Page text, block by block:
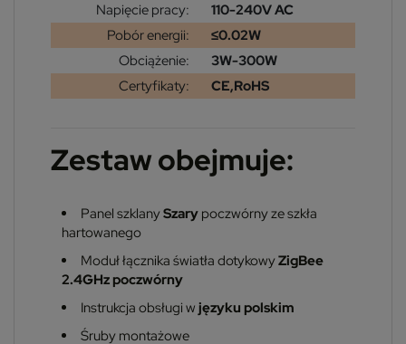
Napięcie pracy:
110-240V AC
Pobór energii:
≤0.02W
Obciążenie:
3W-300W
Certyfikaty:
CE,RoHS
Zestaw obejmuje:
Panel szklanySzary poczwórny ze szkła
hartowanego
Moduł łącznika światła dotykowyZigBee
2.4GHz poczwórny
Instrukcja obsługi w języku polskim
Śruby montażowe